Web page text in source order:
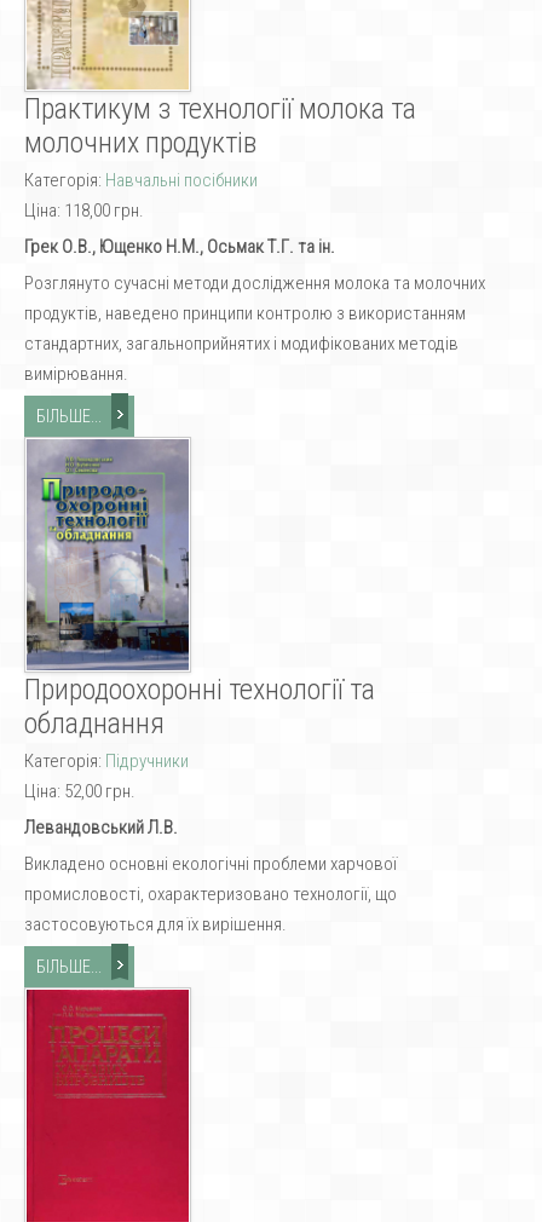
Практикум з технології молока та
молочних продуктів
Категорія: Навчальні посібники
Ціна: 118,00 грн.
Грек О.В., Ющенко Н.М., Осьмак Т.Г. та ін.
Розглянуто сучасні методи дослідження молока та молочних
продуктів, наведено принципи контролю з використанням
стандартних, загальноприйнятих і модифікованих методів
вимірювання.
БІЛЬШЕ...
Природоохоронні технології та
обладнання
Категорія: Підручники
Ціна: 52,00 грн.
Левандовський Л.В.
Викладено основні екологічні проблеми харчової
промисловості, охарактеризовано технології, що
застосовуються для їх вирішення.
БІЛЬШЕ...